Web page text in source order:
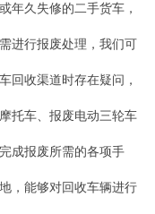
年久失修的二手货车，
进行报废处理，我们可
回收渠道时存在疑问，
托车、报废电动三轮车
成报废所需的各项手
，能够对回收车辆进行